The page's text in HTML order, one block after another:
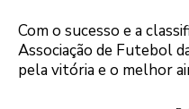
Com o sucesso e a
Associação de Futebol
pela vitória e o melhor